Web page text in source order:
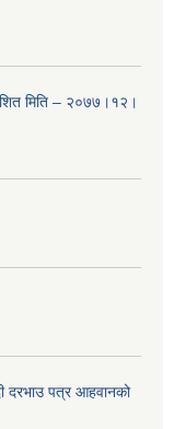
मिति – २०७७।१२।
दरभाउ पत्र आहवानको